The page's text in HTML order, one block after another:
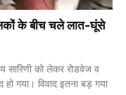
के बीच चले लात-घूंसे
को लेकर रोडवेज व
गया। विवाद इतना बड़ गया